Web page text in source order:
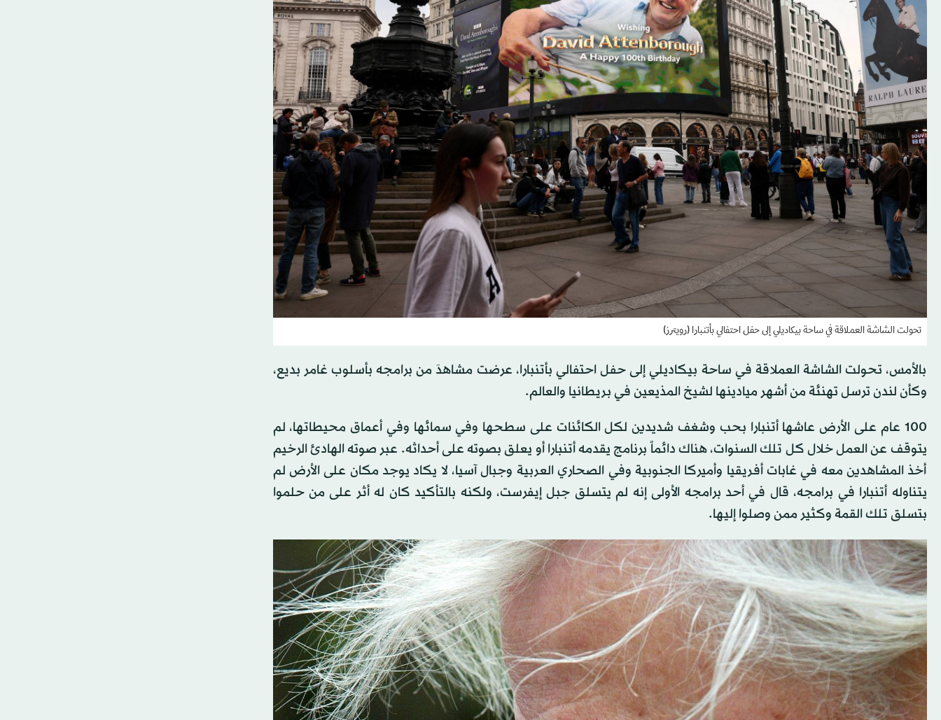
تحولت الشاشة العملاقة في ساحة بيكاديلي إلى حفل احتفالي بأتنبارا (رويترز)
بالأمس، تحولت الشاشة العملاقة في ساحة بيكاديلي إلى حفل احتفالي بأتنبارا، عرضت مشاهدَ من برامجه بأسلوب غامر بديع،
وكأن لندن ترسل تهنئة من أشهر ميادينها لشيخ المذيعين في بريطانيا والعالم.
100 عام على الأرض عاشها أتنبارا بحب وشغف شديدين لكل الكائنات على سطحها وفي سمائها وفي أعماق محيطاتها، لم
يتوقف عن العمل خلال كل تلك السنوات، هناك دائماً برنامج يقدمه أتنبارا أو يعلق بصوته على أحداثه. عبر صوته الهادئ الرخيم
أخذ المشاهدين معه في غابات أفريقيا وأميركا الجنوبية وفي الصحاري العربية وجبال آسيا، لا يكاد يوجد مكان على الأرض لم
يتناوله أتنبارا في برامجه، قال في أحد برامجه الأولى إنه لم يتسلق جبل إيفرست، ولكنه بالتأكيد كان له أثر على من حلموا
بتسلق تلك القمة وكثير ممن وصلوا إليها.